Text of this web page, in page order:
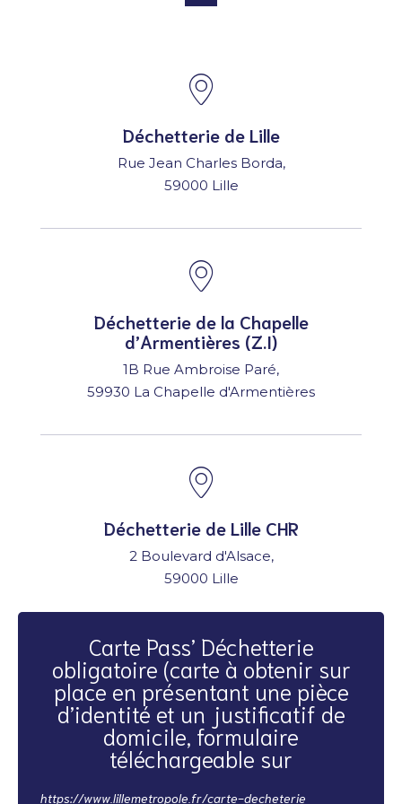
Déchetterie de Lille
Rue Jean Charles Borda,
59000 Lille
Déchetterie de la Chapelle
d’Armentières (Z.I)
1B Rue Ambroise Paré,
59930 La Chapelle d'Armentières
Déchetterie de Lille CHR
2 Boulevard d'Alsace,
59000 Lille
Carte Pass’ Déchetterie
obligatoire (carte à obtenir sur
place en présentant une pièce
d’identité et un justificatif de
domicile, formulaire
téléchargeable sur
https://www.lillemetropole.fr/carte-decheterie